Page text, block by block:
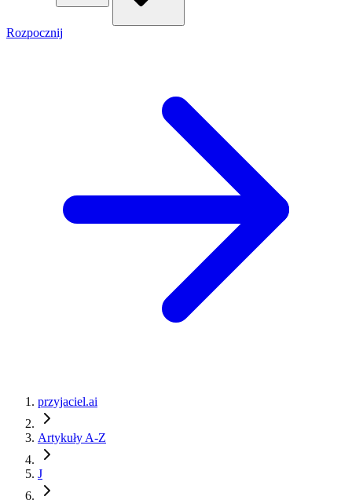
Rozpocznij
przyjaciel.ai
Artykuły A-Z
J